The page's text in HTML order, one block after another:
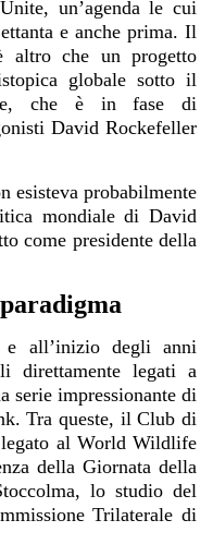
un’agenda le cui
e anche prima. Il
altro che un progetto
globale sotto il
che è in fase di
David Rockefeller
esisteva probabilmente
mondiale di David
come presidente della
all’inizio degli anni
direttamente legati a
serie impressionante di
Tra queste, il Club di
al World Wildlife
della Giornata della
lo studio del
Trilaterale di